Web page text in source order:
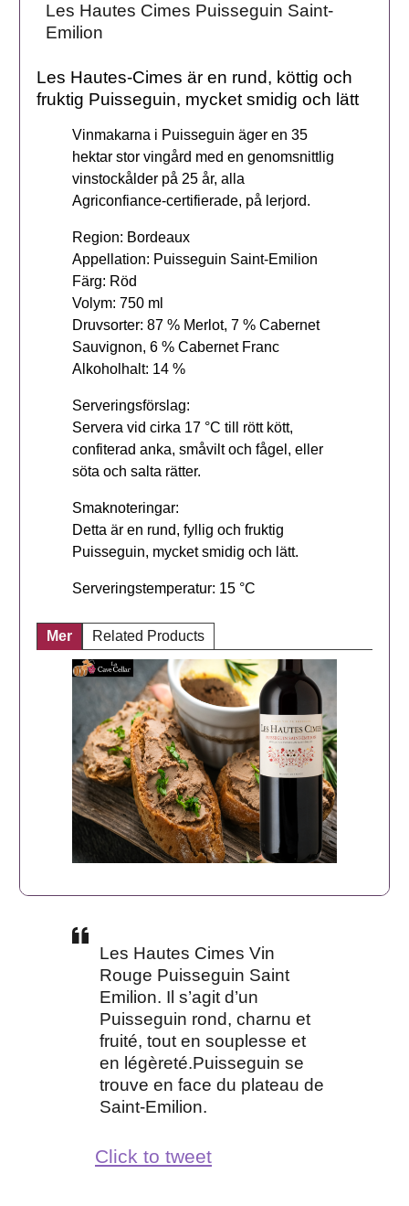
Les Hautes Cimes Puisseguin Saint-
Emilion
Les Hautes-Cimes är en rund, köttig och
fruktig Puisseguin, mycket smidig och lätt
Vinmakarna i Puisseguin äger en 35
hektar stor vingård med en genomsnittlig
vinstockålder på 25 år, alla
Agriconfiance-certifierade, på lerjord.
Region: Bordeaux
Appellation: Puisseguin Saint-Emilion
Färg: Röd
Volym: 750 ml
Druvsorter: 87 % Merlot, 7 % Cabernet
Sauvignon, 6 % Cabernet Franc
Alkoholhalt: 14 %
Serveringsförslag:
Servera vid cirka 17 °C till rött kött,
confiterad anka, småvilt och fågel, eller
söta och salta rätter.
Smaknoteringar:
Detta är en rund, fyllig och fruktig
Puisseguin, mycket smidig och lätt.
Serveringstemperatur: 15 °C
Mer Related Products
Les Hautes Cimes Vin
Rouge Puisseguin Saint
Emilion. Il s’agit d’un
Puisseguin rond, charnu et
fruité, tout en souplesse et
en légèreté.Puisseguin se
trouve en face du plateau de
Saint-Emilion.
Click to tweet